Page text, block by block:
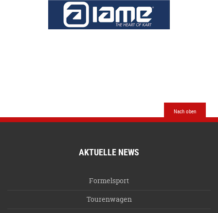
Nach oben
AKTUELLE NEWS
Formelsport
Tourenwagen